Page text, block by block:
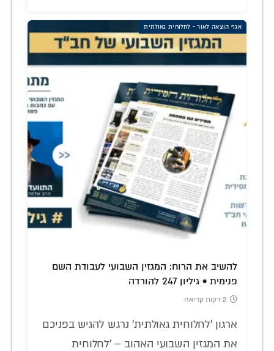
אגף הוצאה לאור - לחלוחית גאולתית
להשיב את הרוח: המגזין השבועי לעבודת השם
פנימית • גיליון 247 להורדה
2 דקות קריאה
ארגון 'לחלוחית גאולתית' נרגש להגיש בפניכם
את המגזין השבועי האהוב – 'לחלוחית